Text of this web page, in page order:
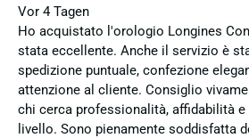
Vor 4 Tagen
Ho acquistato l'orologio Longines
stata eccellente. Anche il servizio è
spedizione puntuale, confezione
attenzione al cliente. Consiglio
chi cerca professionalità, affidabilità
livello. Sono pienamente soddisfatta